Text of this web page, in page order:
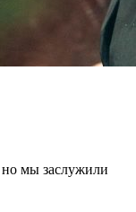
мы заслужили